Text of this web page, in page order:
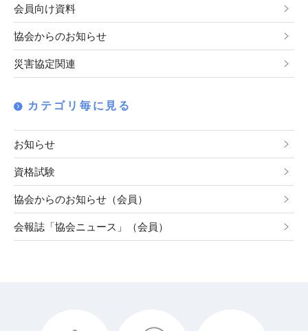
会員向け資料
協会からのお知らせ
災害協定関連
カテゴリ毎に見る
お知らせ
資格試験
協会からのお知らせ（会員）
会報誌「協会ニュース」（会員）